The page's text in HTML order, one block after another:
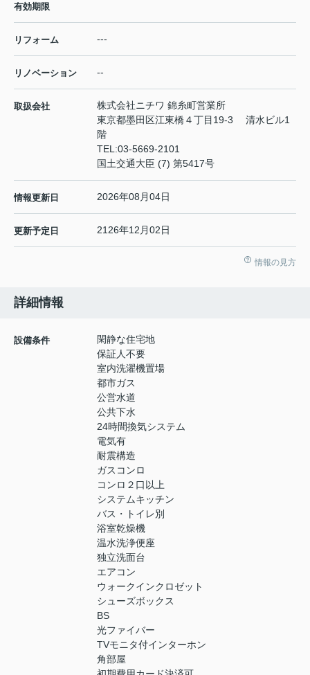
有効期限
リフォーム ---
リノベーション --
取扱会社
株式会社ニチワ 錦糸町営業所
東京都墨田区江東橋４丁目19-3 清水ビル1
階
TEL:03-5669-2101
国土交通大臣 (7) 第5417号
情報更新日 2026年08月04日
更新予定日 2126年12月02日
情報の見方
詳細情報
設備条件
閑静な住宅地
保証人不要
室内洗濯機置場
都市ガス
公営水道
公共下水
24時間換気システム
電気有
耐震構造
ガスコンロ
コンロ２口以上
システムキッチン
バス・トイレ別
浴室乾燥機
温水洗浄便座
独立洗面台
エアコン
ウォークインクロゼット
シューズボックス
BS
光ファイバー
TVモニタ付インターホン
角部屋